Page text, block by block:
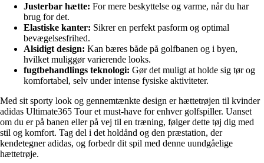
Justerbar hætte: For mere beskyttelse og varme, når du har
brug for det.
Elastiske kanter: Sikrer en perfekt pasform og optimal
bevægelsesfrihed.
Alsidigt design: Kan bæres både på golfbanen og i byen,
hvilket muliggør varierende looks.
fugtbehandlings teknologi: Gør det muligt at holde sig tør og
komfortabel, selv under intense fysiske aktiviteter.
Med sit sporty look og gennemtænkte design er hættetrøjen til kvinder
adidas Ultimate365 Tour et must-have for enhver golfspiller. Uanset
om du er på banen eller på vej til en træning, følger dette tøj dig med
stil og komfort. Tag del i det holdånd og den præstation, der
kendetegner adidas, og forbedr dit spil med denne uundgåelige
hættetrøje.